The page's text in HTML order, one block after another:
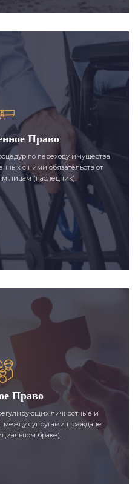
Право
по переходу имущества
с ними обязательств от
лицам (наследник).
Право
личностные и
супругами (граждане
браке).